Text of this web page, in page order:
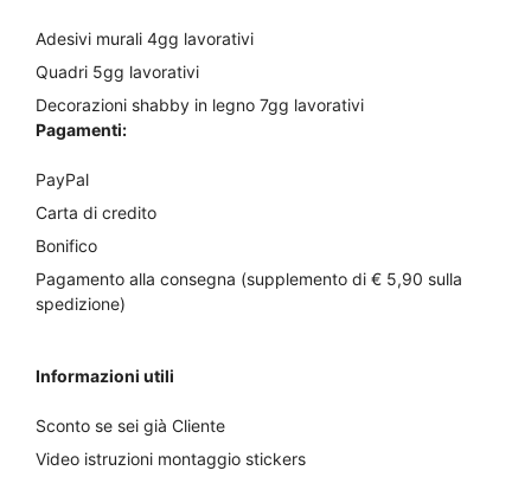
Adesivi murali 4gg lavorativi
Quadri 5gg lavorativi
Decorazioni shabby in legno 7gg lavorativi
Pagamenti:
PayPal
Carta di credito
Bonifico
Pagamento alla consegna (supplemento di € 5,90 sulla
spedizione)
Informazioni utili
Sconto se sei già Cliente
Video istruzioni montaggio stickers